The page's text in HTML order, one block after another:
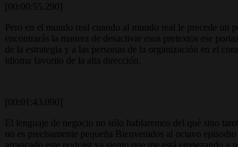
[00:00:55.290]
Pero en el mundo real cuando al mundo real le precede un
encontrarás la manera de desactivar esos pretextos ese
de la estrategia y a las personas de la organización en el
idioma favorito de la alta dirección.
[00:01:43.090]
El lenguaje de negocio no sólo hablaremos del qué sino
no es precisamente pequeña Bienvenidos al octavo
arrancado este podcast ya siento que me está empezando